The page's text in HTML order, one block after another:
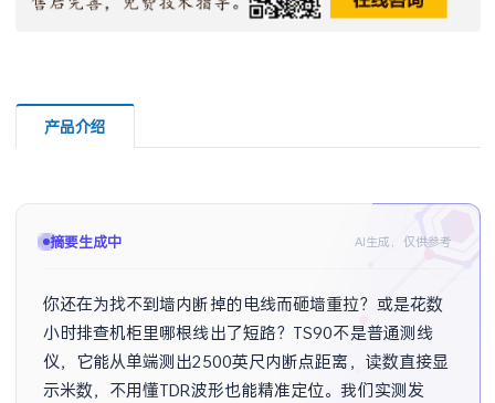
产品介绍
摘要已生成 AI生成，仅供参考
你还在为找不到墙内断掉的电线而砸墙重拉？或是花数
小时排查机柜里哪根线出了短路？TS90不是普通测线
仪，它能从单端测出2500英尺内断点距离，读数直接显
示米数，不用懂TDR波形也能精准定位。我们实测发